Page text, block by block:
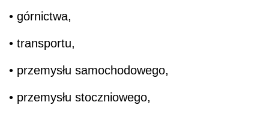
• górnictwa,
• transportu,
• przemysłu samochodowego,
• przemysłu stoczniowego,